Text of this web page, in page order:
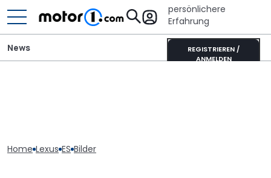
persönlichere
Erfahrung
REGISTRIEREN /
ANMELDEN
News
Home Lexus ES Bilder